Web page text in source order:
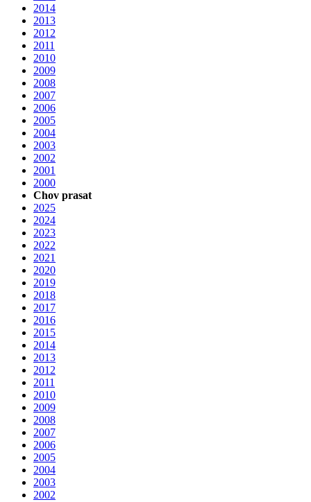
2014
2013
2012
2011
2010
2009
2008
2007
2006
2005
2004
2003
2002
2001
2000
Chov prasat
2025
2024
2023
2022
2021
2020
2019
2018
2017
2016
2015
2014
2013
2012
2011
2010
2009
2008
2007
2006
2005
2004
2003
2002